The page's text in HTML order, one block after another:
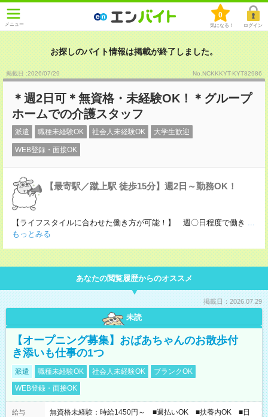
メニュー
0
気になる！ ログイン
お探しのバイト情報は掲載が終了しました。
掲載日 :2026/07/29 No.NCKKKYT-KYT82986
＊週2日可＊無資格・未経験OK！＊グループ
ホームでの介護スタッフ
派遣 職種未経験OK 社会人未経験OK 大学生歓迎
WEB登録・面接OK
【最寄駅／蹴上駅 徒歩15分】週2日～勤務OK！
【ライフスタイルに合わせた働き方が可能！】 週〇日程度で働き ...
もっとみる
あなたの閲覧履歴からのオススメ
掲載日：2026.07.29
未読
【オープニング募集】おばあちゃんのお散歩付
き添いも仕事の1つ
派遣 職種未経験OK 社会人未経験OK
ブランクOK
WEB登録・面接OK
給与
無資格未経験：時給1450円～ ■週払いOK ■扶養内OK ■日